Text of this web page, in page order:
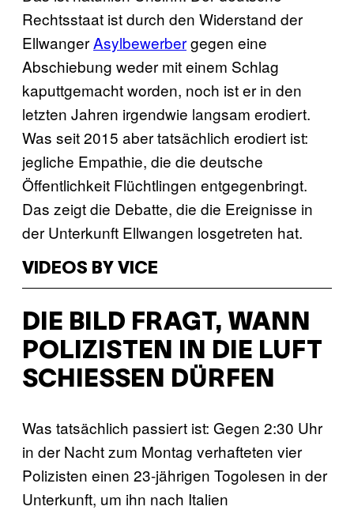
Rechtsstaat ist durch den Widerstand der
EllwangerAsylbewerbergegen eine
Abschiebung weder mit einem Schlag
kaputtgemacht worden, noch ist er in den
letzten Jahren irgendwie langsam erodiert.
Was seit 2015 aber tatsächlich erodiert ist:
jegliche Empathie, die die deutsche
Öffentlichkeit Flüchtlingen entgegenbringt.
Das zeigt die Debatte, die die Ereignisse in
der Unterkunft Ellwangen losgetreten hat.
VIDEOS BY VICE
DIE BILD FRAGT, WANN
POLIZISTEN IN DIE LUFT
SCHIESSEN DÜRFEN
Was tatsächlich passiert ist: Gegen 2:30 Uhr
in der Nacht zum Montag verhafteten vier
Polizisten einen 23-jährigen Togolesen in der
Unterkunft, um ihn nach Italien